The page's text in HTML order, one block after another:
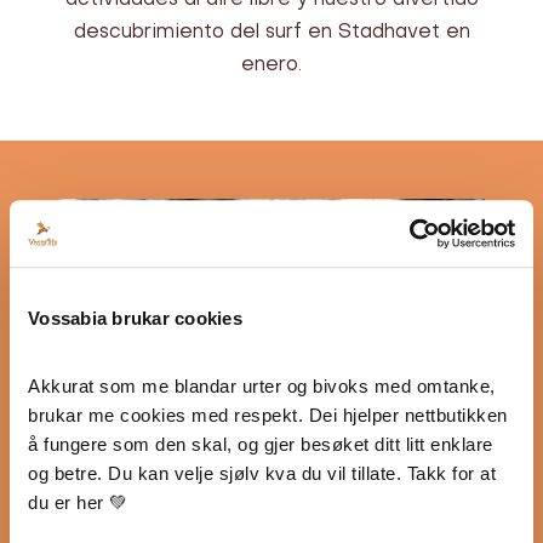
Vossabia brukar cookies
Akkurat som me blandar urter og bivoks med omtanke,
brukar me cookies med respekt. Dei hjelper nettbutikken
å fungere som den skal, og gjer besøket ditt litt enklare
og betre. Du kan velje sjølv kva du vil tillate. Takk for at
du er her 💚
descubrimiento del surf en Stadhavet en
enero.